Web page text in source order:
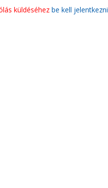
küldéséhezbe kell jelentkezni